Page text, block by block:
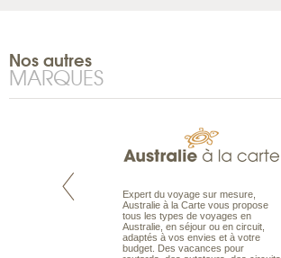
Nos autres
MARQUES
est le spécialiste
Expert du voyage sur mesure,
Australie à la Carte vous propose
tous les types de voyages en
Australie, en séjour ou en circuit,
adaptés à vos envies et à votre
budget. Des vacances pour